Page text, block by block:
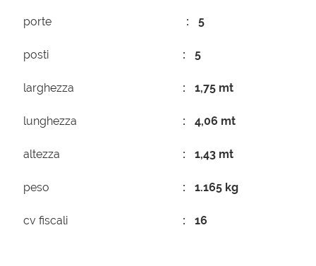
porte 5
posti 5
larghezza 1,75 mt
lunghezza 4,06 mt
altezza 1,43 mt
peso 1.165 kg
cv fiscali 16